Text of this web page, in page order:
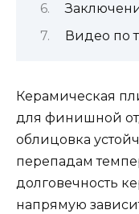
Видео по
Керамическая
для финишной
облицовка
перепадам
долговечность
напрямую